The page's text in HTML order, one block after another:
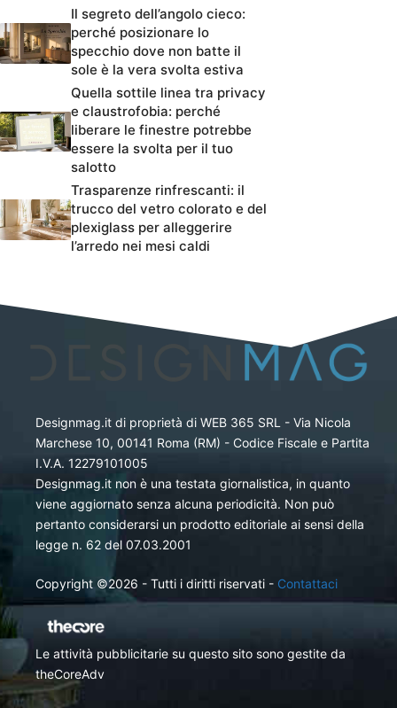
Il segreto dell’angolo cieco:
perché posizionare lo
specchio dove non batte il
sole è la vera svolta estiva
Quella sottile linea tra privacy
e claustrofobia: perché
liberare le finestre potrebbe
essere la svolta per il tuo
salotto
Trasparenze rinfrescanti: il
trucco del vetro colorato e del
plexiglass per alleggerire
l’arredo nei mesi caldi
Designmag.it di proprietà di WEB 365 SRL - Via Nicola
Marchese 10, 00141 Roma (RM) - Codice Fiscale e Partita
I.V.A. 12279101005
Designmag.it non è una testata giornalistica, in quanto
viene aggiornato senza alcuna periodicità. Non può
pertanto considerarsi un prodotto editoriale ai sensi della
legge n. 62 del 07.03.2001
Copyright ©2026 - Tutti i diritti riservati - Contattaci
Le attività pubblicitarie su questo sito sono gestite da
theCoreAdv